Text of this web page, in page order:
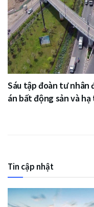
Sáu tập đoàn tư nhân
án bất động sản và
Tin cập nhật